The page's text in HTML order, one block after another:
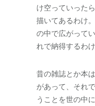
け空っていった
描いてあるわけ
の中で広がって
れで納得するわ
昔の雑誌とか本
があって、それ
うことを世の中